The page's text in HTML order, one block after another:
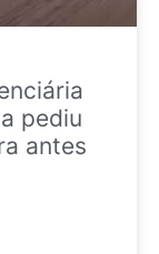
pediu
antes